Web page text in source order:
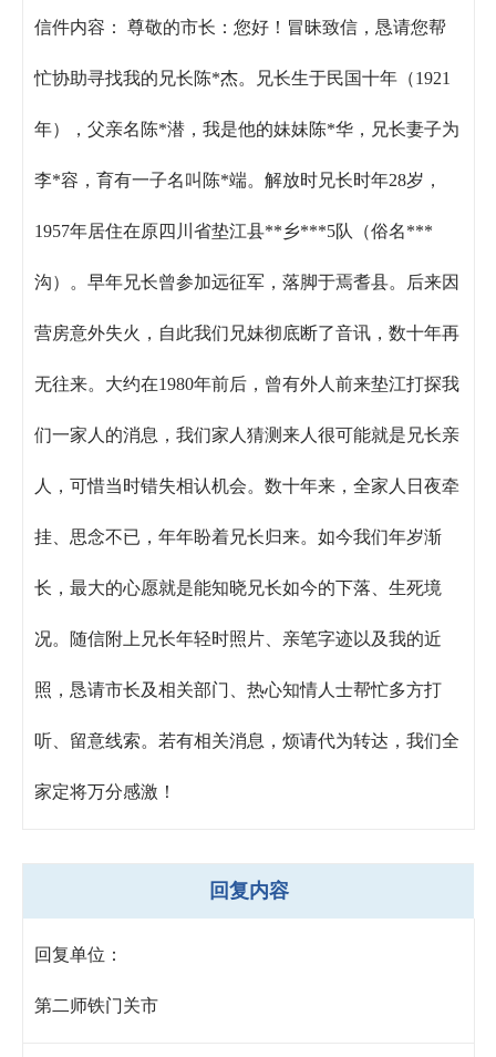
信件内容： 尊敬的市长：您好！冒昧致信，恳请您帮
忙协助寻找我的兄长陈*杰。兄长生于民国十年（1921
年），父亲名陈*潜，我是他的妹妹陈*华，兄长妻子为
李*容，育有一子名叫陈*端。解放时兄长时年28岁，
1957年居住在原四川省垫江县**乡***5队（俗名***
沟）。早年兄长曾参加远征军，落脚于焉耆县。后来因
营房意外失火，自此我们兄妹彻底断了音讯，数十年再
无往来。大约在1980年前后，曾有外人前来垫江打探我
们一家人的消息，我们家人猜测来人很可能就是兄长亲
人，可惜当时错失相认机会。数十年来，全家人日夜牵
挂、思念不已，年年盼着兄长归来。如今我们年岁渐
长，最大的心愿就是能知晓兄长如今的下落、生死境
况。随信附上兄长年轻时照片、亲笔字迹以及我的近
照，恳请市长及相关部门、热心知情人士帮忙多方打
听、留意线索。若有相关消息，烦请代为转达，我们全
家定将万分感激！
回复内容
回复单位：
第二师铁门关市